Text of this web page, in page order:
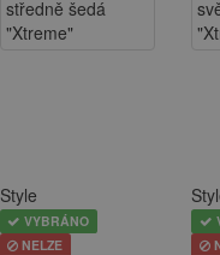
Style
VYBRÁNO
NELZE